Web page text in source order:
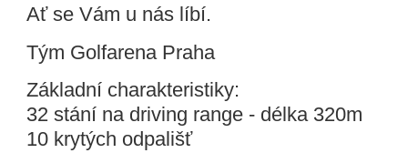
Ať se Vám u nás líbí.
Tým Golfarena Praha
Základní charakteristiky:
32 stání na driving range - délka 320m
10 krytých odpališť